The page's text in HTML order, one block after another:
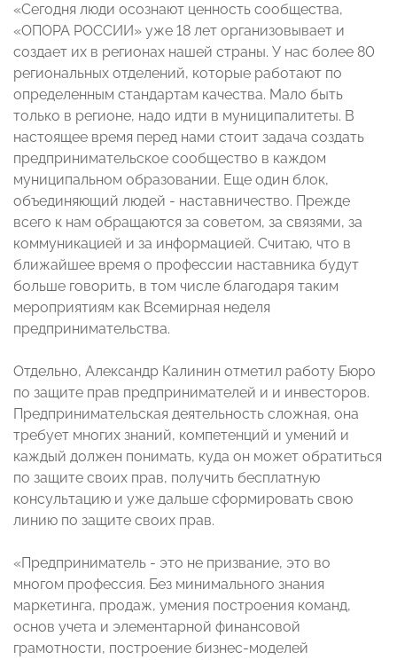
«Сегодня люди осознают ценность сообщества,
«ОПОРА РОССИИ» уже 18 лет организовывает и
создает их в регионах нашей страны. У нас более 80
региональных отделений, которые работают по
определенным стандартам качества. Мало быть
только в регионе, надо идти в муниципалитеты. В
настоящее время перед нами стоит задача создать
предпринимательское сообщество в каждом
муниципальном образовании. Еще один блок,
объединяющий людей - наставничество. Прежде
всего к нам обращаются за советом, за связями, за
коммуникацией и за информацией. Считаю, что в
ближайшее время о профессии наставника будут
больше говорить, в том числе благодаря таким
мероприятиям как Всемирная неделя
предпринимательства.
Отдельно, Александр Калинин отметил работу Бюро
по защите прав предпринимателей и и инвесторов.
Предпринимательская деятельность сложная, она
требует многих знаний, компетенций и умений и
каждый должен понимать, куда он может обратиться
по защите своих прав, получить бесплатную
консультацию и уже дальше сформировать свою
линию по защите своих прав.
«Предприниматель - это не призвание, это во
многом профессия. Без минимального знания
маркетинга, продаж, умения построения команд,
основ учета и элементарной финансовой
грамотности, построение бизнес-моделей